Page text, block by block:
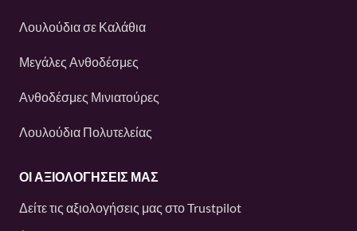
Λουλούδια σε Καλάθια
Μεγάλες Ανθοδέσμες
Ανθοδέσμες Μινιατούρες
Λουλούδια Πολυτελείας
ΟΙ ΑΞΙΟΛΟΓΉΣΕΙΣ ΜΑΣ
Δείτε τις αξιολογήσεις μας στοTrustpilot